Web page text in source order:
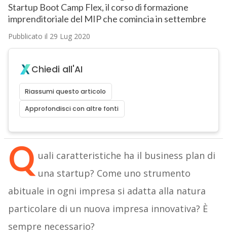
Startup Boot Camp Flex, il corso di formazione
imprenditoriale del MIP che comincia in settembre
Pubblicato il 29 Lug 2020
Chiedi all'AI
Riassumi questo articolo
Approfondisci con altre fonti
Q uali caratteristiche ha il business plan di
una startup? Come uno strumento
abituale in ogni impresa si adatta alla natura
particolare di un nuova impresa innovativa? È
sempre necessario?